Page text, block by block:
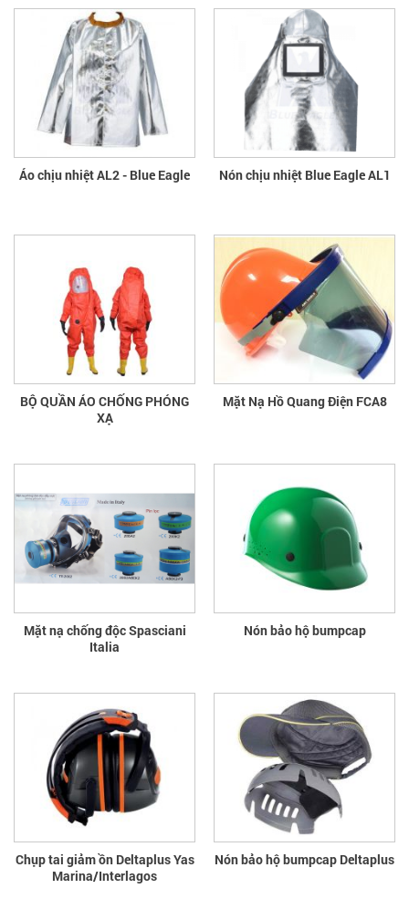
Áo chịu nhiệt AL2 - Blue Eagle Nón chịu nhiệt Blue Eagle AL1
BỘ QUẦN ÁO CHỐNG PHÓNG
XẠ
Mặt Nạ Hồ Quang Điện FCA8
Mặt nạ chống độc Spasciani
Italia
Nón bảo hộ bumpcap
Chụp tai giảm ồn Deltaplus Yas
Marina/Interlagos
Nón bảo hộ bumpcap Deltaplus